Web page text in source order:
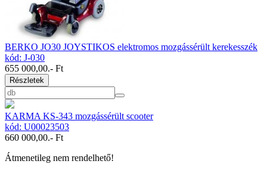
BERKO JO30 JOYSTIKOS elektromos mozgássérült kerekesszék
kód: J-030
655 000,00.- Ft
Részletek
KARMA KS-343 mozgássérült scooter
kód: U00023503
660 000,00.- Ft
Átmenetileg nem rendelhető!